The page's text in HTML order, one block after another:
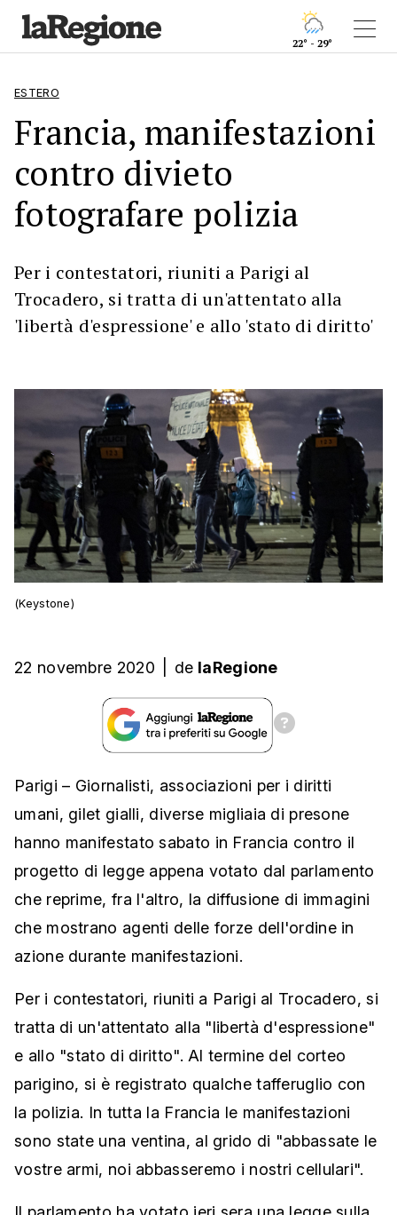
22° - 29°
ESTERO
Francia, manifestazioni
contro divieto
fotografare polizia
Per i contestatori, riuniti a Parigi al
Trocadero, si tratta di un'attentato alla
'libertà d'espressione' e allo 'stato di diritto'
(Keystone)
22 novembre 2020 de laRegione
Parigi – Giornalisti, associazioni per i diritti
umani, gilet gialli, diverse migliaia di presone
hanno manifestato sabato in Francia contro il
progetto di legge appena votato dal parlamento
che reprime, fra l'altro, la diffusione di immagini
che mostrano agenti delle forze dell'ordine in
azione durante manifestazioni.
Per i contestatori, riuniti a Parigi al Trocadero, si
tratta di un'attentato alla "libertà d'espressione"
e allo "stato di diritto". Al termine del corteo
parigino, si è registrato qualche tafferuglio con
la polizia. In tutta la Francia le manifestazioni
sono state una ventina, al grido di "abbassate le
vostre armi, noi abbasseremo i nostri cellulari".